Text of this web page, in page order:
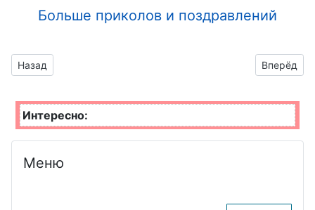
Больше приколов и поздравлений
Предыдущий материал: Прыгающий , смешной зайчик на
Назад Вперёд
Интересно:
Меню